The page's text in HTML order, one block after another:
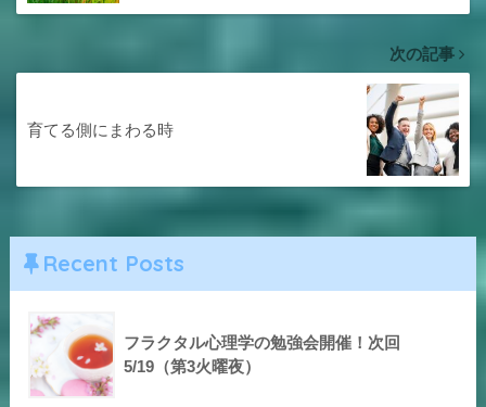
次の記事
育てる側にまわる時
Recent Posts
フラクタル心理学の勉強会開催！次回
5/19（第3火曜夜）